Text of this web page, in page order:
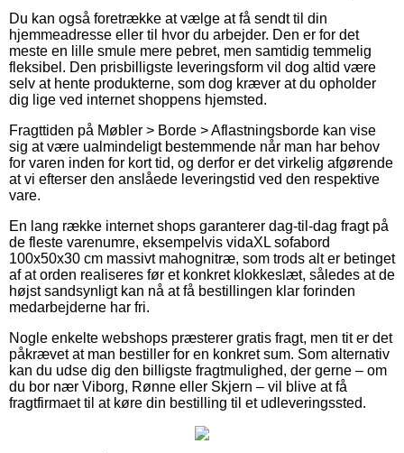
Du kan også foretrække at vælge at få sendt til din
hjemmeadresse eller til hvor du arbejder. Den er for det
meste en lille smule mere pebret, men samtidig temmelig
fleksibel. Den prisbilligste leveringsform vil dog altid være
selv at hente produkterne, som dog kræver at du opholder
dig lige ved internet shoppens hjemsted.
Fragttiden på Møbler > Borde > Aflastningsborde kan vise
sig at være ualmindeligt bestemmende når man har behov
for varen inden for kort tid, og derfor er det virkelig afgørende
at vi efterser den anslåede leveringstid ved den respektive
vare.
En lang række internet shops garanterer dag-til-dag fragt på
de fleste varenumre, eksempelvis vidaXL sofabord
100x50x30 cm massivt mahognitræ, som trods alt er betinget
af at orden realiseres før et konkret klokkeslæt, således at de
højst sandsynligt kan nå at få bestillingen klar forinden
medarbejderne har fri.
Nogle enkelte webshops præsterer gratis fragt, men tit er det
påkrævet at man bestiller for en konkret sum. Som alternativ
kan du udse dig den billigste fragtmulighed, der gerne – om
du bor nær Viborg, Rønne eller Skjern – vil blive at få
fragtfirmaet til at køre din bestilling til et udleveringssted.